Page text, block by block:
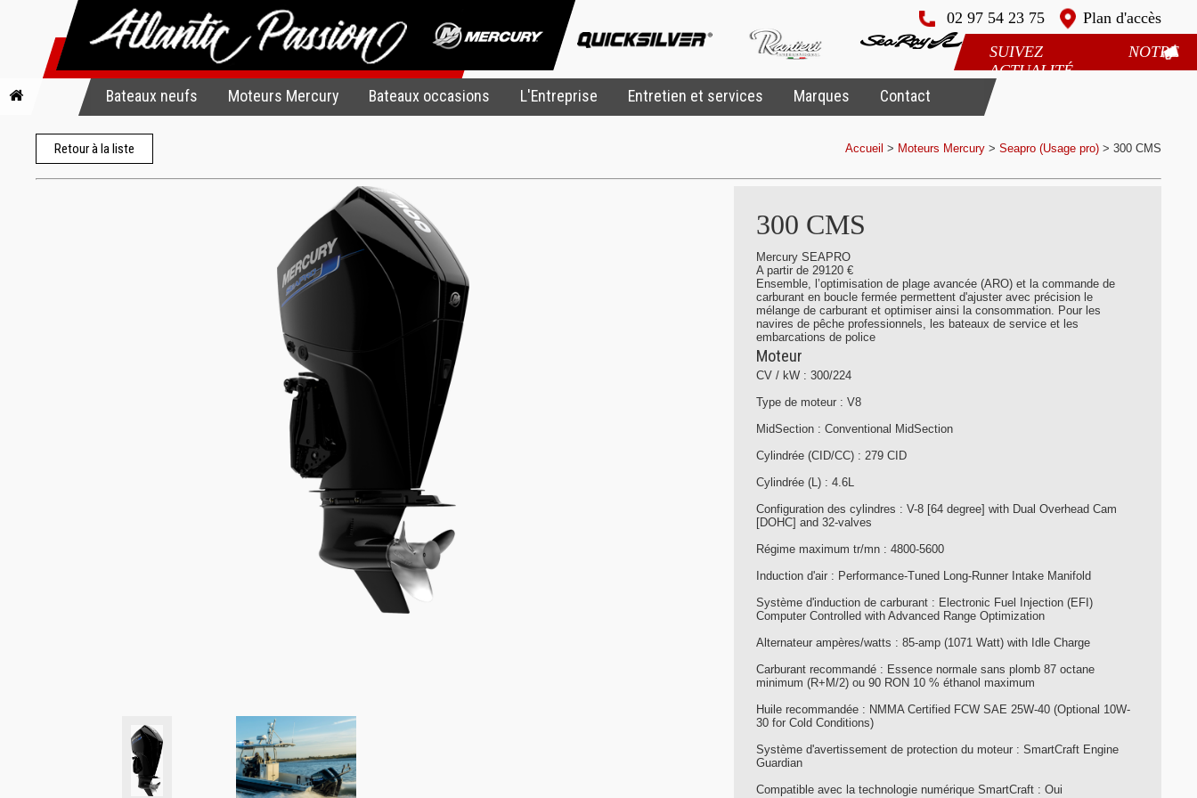
Bateaux neufs Moteurs Mercury Bateaux occasions L'Entreprise Entretien et services Marques Contact
02 97 54 23 75
Plan d'accès
SUIVEZ NOTRE
ACTUALITÉ
Retour à la liste Accueil > Moteurs Mercury> Seapro (Usage pro)> 300 CMS
300 CMS
Mercury SEAPRO
A partir de 29120 €
Ensemble, l’optimisation de plage avancée (ARO) et la commande de
carburant en boucle fermée permettent d'ajuster avec précision le
mélange de carburant et optimiser ainsi la consommation. Pour les
navires de pêche professionnels, les bateaux de service et les
embarcations de police
Moteur
CV / kW : 300/224
Type de moteur : V8
MidSection : Conventional MidSection
Cylindrée (CID/CC) : 279 CID
Cylindrée (L) : 4.6L
Configuration des cylindres : V-8 [64 degree] with Dual Overhead Cam
[DOHC] and 32-valves
Régime maximum tr/mn : 4800-5600
Induction d'air : Performance-Tuned Long-Runner Intake Manifold
Système d'induction de carburant : Electronic Fuel Injection (EFI)
Computer Controlled with Advanced Range Optimization
Alternateur ampères/watts : 85-amp (1071 Watt) with Idle Charge
Carburant recommandé : Essence normale sans plomb 87 octane
minimum (R+M/2) ou 90 RON 10 % éthanol maximum
Huile recommandée : NMMA Certified FCW SAE 25W-40 (Optional 10W-
30 for Cold Conditions)
Système d'avertissement de protection du moteur : SmartCraft Engine
Guardian
Compatible avec la technologie numérique SmartCraft : Oui